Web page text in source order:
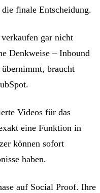
finale Entscheidung.
gar nicht
Denkweise – Inbound
braucht
Videos für das
eine Funktion in
können sofort
haben.
auf Social Proof. Ihre